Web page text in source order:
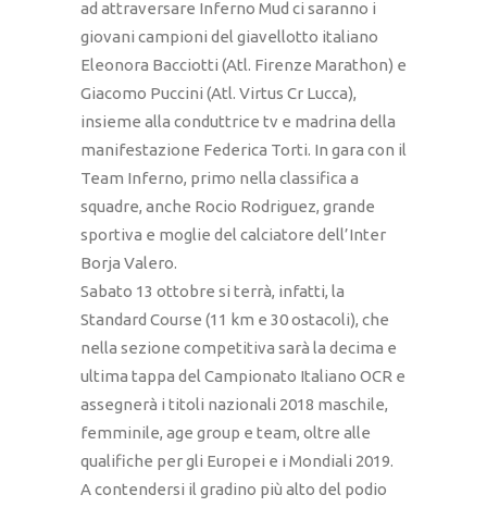
ad attraversare Inferno Mud ci saranno i
giovani campioni del giavellotto italiano
Eleonora Bacciotti (Atl. Firenze Marathon) e
Giacomo Puccini (Atl. Virtus Cr Lucca),
insieme alla conduttrice tv e madrina della
manifestazione Federica Torti. In gara con il
Team Inferno, primo nella classifica a
squadre, anche Rocio Rodriguez, grande
sportiva e moglie del calciatore dell’Inter
Borja Valero.
Sabato 13 ottobre si terrà, infatti, la
Standard Course (11 km e 30 ostacoli), che
nella sezione competitiva sarà la decima e
ultima tappa del Campionato Italiano OCR e
assegnerà i titoli nazionali 2018 maschile,
femminile, age group e team, oltre alle
qualifiche per gli Europei e i Mondiali 2019.
A contendersi il gradino più alto del podio